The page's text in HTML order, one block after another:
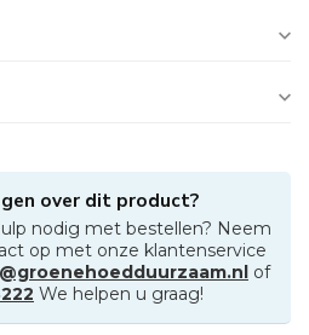
over dit product?
nodig met bestellen? Neem
op met onze klantenservice
of
We helpen u graag!